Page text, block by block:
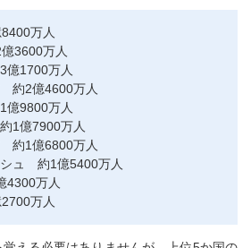
万人
3600万人
1700万人
2億4600万人
9800万人
億7900万人
1億6800万人
ュ 約1億5400万人
万人
万人